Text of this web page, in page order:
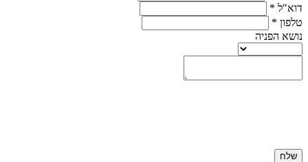
דוא"ל *
טלפון *
נושא הפניה
שלח